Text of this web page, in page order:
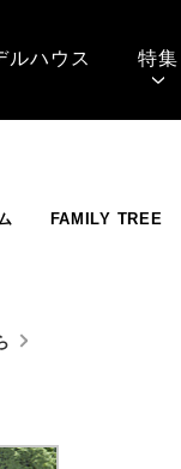
ルハウス 特集
FAMILY TREE